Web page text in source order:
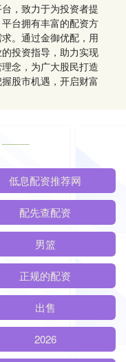
，致力于为投资者提
台拥有丰富的配资方
。通过金御优配，用
投资指导，助力实现
念，为广大股民打造
股市机遇，开启财富
低息配资推荐网
配先查配资
男篮
正规的配资
出售
2026